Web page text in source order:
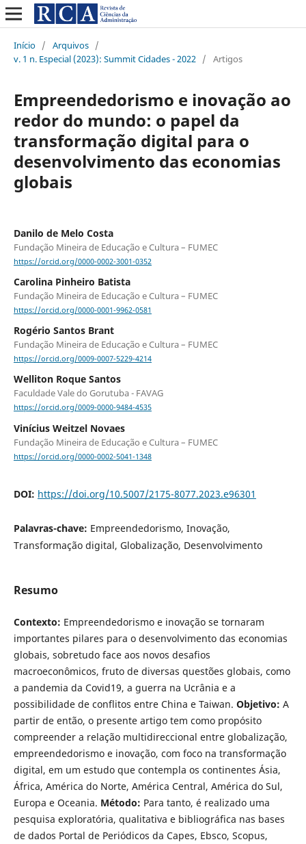
Início / Arquivos /
v. 1 n. Especial (2023): Summit Cidades - 2022 / Artigos
Empreendedorismo e inovação ao
redor do mundo: o papel da
transformação digital para o
desenvolvimento das economias
globais
Danilo de Melo Costa
Fundação Mineira de Educação e Cultura – FUMEC
https://orcid.org/0000-0002-3001-0352
Carolina Pinheiro Batista
Fundação Mineira de Educação e Cultura – FUMEC
https://orcid.org/0000-0001-9962-0581
Rogério Santos Brant
Fundação Mineira de Educação e Cultura – FUMEC
https://orcid.org/0009-0007-5229-4214
Welliton Roque Santos
Faculdade Vale do Gorutuba - FAVAG
https://orcid.org/0009-0000-9484-4535
Vinícius Weitzel Novaes
Fundação Mineira de Educação e Cultura – FUMEC
https://orcid.org/0000-0002-5041-1348
DOI: https://doi.org/10.5007/2175-8077.2023.e96301
Palavras-chave: Empreendedorismo, Inovação,
Transformação digital, Globalização, Desenvolvimento
Resumo
Contexto: Empreendedorismo e inovação se tornaram
importantes pilares para o desenvolvimento das economias
globais, sobretudo face aos novos desafios
macroeconômicos, fruto de diversas questões globais, como
a pandemia da Covid19, a guerra na Ucrânia e a
possibilidade de conflitos entre China e Taiwan. Objetivo: A
partir de então, o presente artigo tem como propósito
compreender a relação multidireccional entre globalização,
empreendedorismo e inovação, com foco na transformação
digital, em um estudo que contempla os continentes Ásia,
África, América do Norte, América Central, América do Sul,
Europa e Oceania. Método: Para tanto, é realizado uma
pesquisa exploratória, qualitativa e bibliográfica nas bases
de dados Portal de Periódicos da Capes, Ebsco, Scopus,